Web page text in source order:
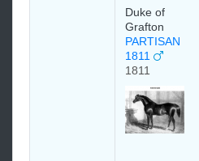
Duke of
Grafton
PARTISAN
1811
1811